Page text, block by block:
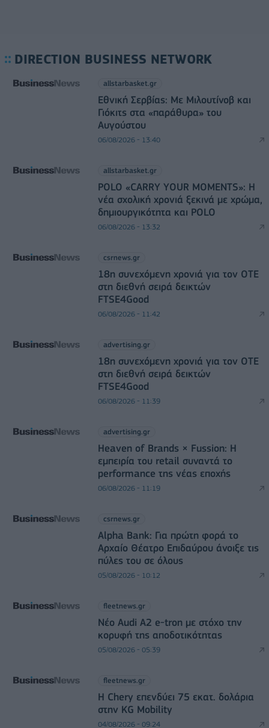
DIRECTION BUSINESS NETWORK
allstarbasket.gr
Εθνική Σερβίας: Με Μιλουτίνοβ και
Γιόκιτς στα «παράθυρα» του
Αυγούστου
06/08/2026 - 13:40
allstarbasket.gr
POLO «CARRY YOUR MOMENTS»: Η
νέα σχολική χρονιά ξεκινά με χρώμα,
δημιουργικότητα και POLO
06/08/2026 - 13:32
csrnews.gr
18η συνεχόμενη χρονιά για τον ΟΤΕ
στη διεθνή σειρά δεικτών
FTSE4Good
06/08/2026 - 11:42
advertising.gr
18η συνεχόμενη χρονιά για τον ΟΤΕ
στη διεθνή σειρά δεικτών
FTSE4Good
06/08/2026 - 11:39
advertising.gr
Heaven of Brands × Fussion: Η
εμπειρία του retail συναντά το
performance της νέας εποχής
06/08/2026 - 11:19
csrnews.gr
Alpha Bank: Για πρώτη φορά το
Αρχαίο Θέατρο Επιδαύρου άνοιξε τις
πύλες του σε όλους
05/08/2026 - 10:12
fleetnews.gr
Νέο Audi A2 e-tron με στόχο την
κορυφή της αποδοτικότητας
05/08/2026 - 05:39
fleetnews.gr
Η Chery επενδύει 75 εκατ. δολάρια
στην KG Mobility
04/08/2026 - 09:24